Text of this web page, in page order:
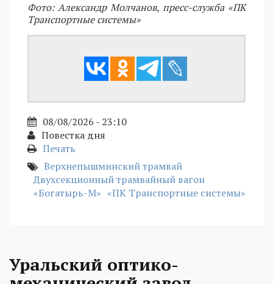
Фото: Александр Молчанов, пресс-служба «ПК
Транспортные системы»
08/08/2026 - 23:10
Повестка дня
Печать
Верхнепышминский трамвай
Двухсекционный трамвайный вагон
«Богатырь-М» «ПК Транспортные системы»
Уральский оптико-